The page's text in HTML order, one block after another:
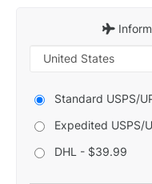
Standard USPS/
Expedited USPS/
DHL - $39.99